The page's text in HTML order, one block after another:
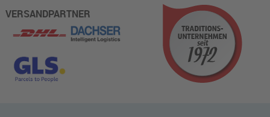
VERSANDPARTNER